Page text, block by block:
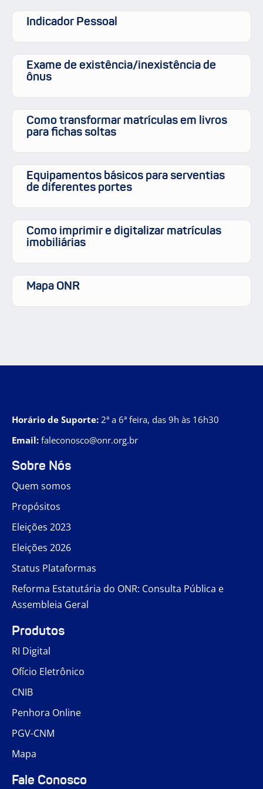
Indicador Pessoal
Exame de existência/inexistência de
ônus
Como transformar matrículas em livros
para fichas soltas
Equipamentos básicos para serventias
de diferentes portes
Como imprimir e digitalizar matrículas
imobiliárias
Mapa ONR
Horário de Suporte: 2ª a 6ª feira, das 9h às 16h30
Email: faleconosco@onr.org.br
Sobre Nós
Quem somos
Propósitos
Eleições 2023
Eleições 2026
Status Plataformas
Reforma Estatutária do ONR: Consulta Pública e
Assembleia Geral
Produtos
RI Digital
Ofício Eletrônico
CNIB
Penhora Online
PGV-CNM
Mapa
Fale Conosco